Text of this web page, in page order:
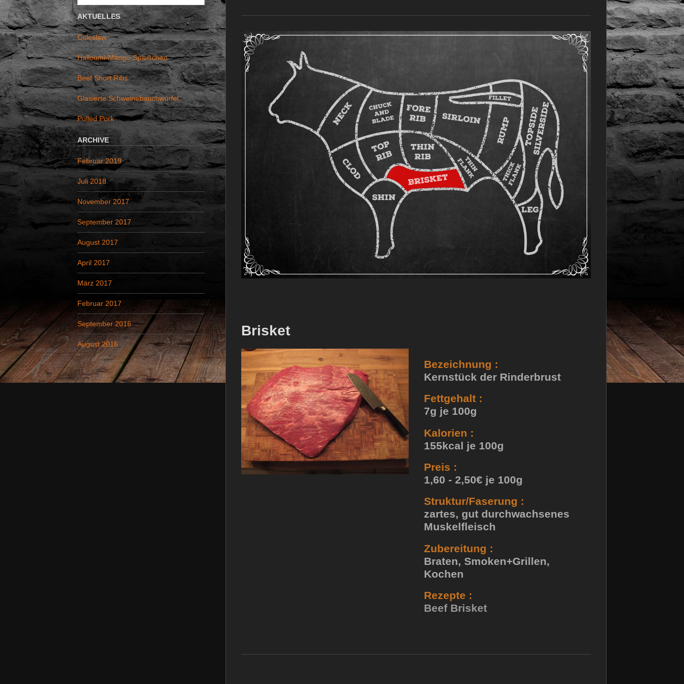
Brisket
Bezeichnung :
Kernstück der Rinderbrust
Fettgehalt :
7g je 100g
Kalorien :
155kcal je 100g
Preis :
1,60 - 2,50€ je 100g
Struktur/Faserung :
zartes, gut durchwachsenes
Muskelfleisch
Zubereitung :
Braten, Smoken+Grillen,
Kochen
Rezepte :
Beef Brisket
c
h
e
n
a
c
h
:
AKTUELLES
Coleslaw
Halloumi-Mango-Spießchen
Beef Short Ribs
Glasierte Schweinebauchwürfel
Pulled Pork
ARCHIVE
Februar 2019
Juli 2018
November 2017
September 2017
August 2017
April 2017
März 2017
Februar 2017
September 2016
August 2016